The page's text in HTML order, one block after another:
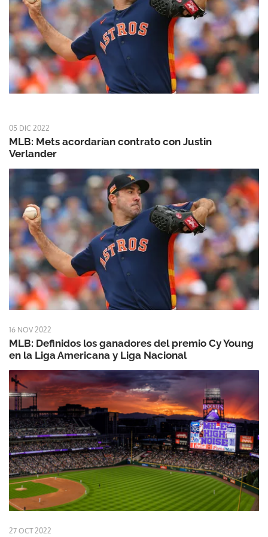
05 DIC 2022
MLB: Mets acordarían contrato con Justin
Verlander
16 NOV 2022
MLB: Definidos los ganadores del premio Cy Young
en la Liga Americana y Liga Nacional
27 OCT 2022